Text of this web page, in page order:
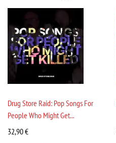
Drug Store Raid: Pop Songs For
People Who Might Get...
32,90€